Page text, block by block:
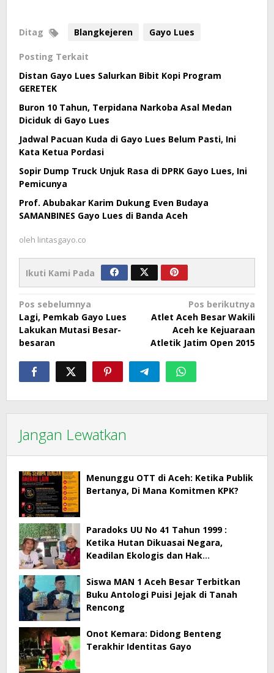
Ditag Blangkejeren Gayo Lues
Posting Terkait
Distan Gayo Lues Salurkan Bibit Kopi Program
GERETEK
Buron 10 Tahun, Terpidana Narkoba Asal Medan
Diciduk di Gayo Lues
Jadwal Pacuan Kuda di Gayo Lues Belum Pasti, Ini
Kata Ketua Pordasi
Sopir Dump Truck Unjuk Rasa di DPRK Gayo Lues, Ini
Pemicunya
Prof. Abubakar Karim Dukung Even Budaya
SAMANBINES Gayo Lues di Banda Aceh
oleh lintasgayo.co
Ikuti Kami Pada
Navigasi
pos
Pos sebelumnya
Lagi, Pemkab Gayo Lues
Lakukan Mutasi Besar-
besaran
Pos berikutnya
Atlet Aceh Besar Wakili
Aceh ke Kejuaraan
Atletik Jatim Open 2015
Jangan Lewatkan
Menunggu OTT di Aceh: Ketika Publik
Bertanya, Di Mana Komitmen KPK?
Paradoks UU No 41 Tahun 1999 :
Ketika Hutan Dikuasai Negara,
Keadilan Ekologis dan Hak
Siswa MAN 1 Aceh Besar Terbitkan
Buku Antologi Puisi Jejak di Tanah
Rencong
Onot Kemara: Didong Benteng
Terakhir Identitas Gayo